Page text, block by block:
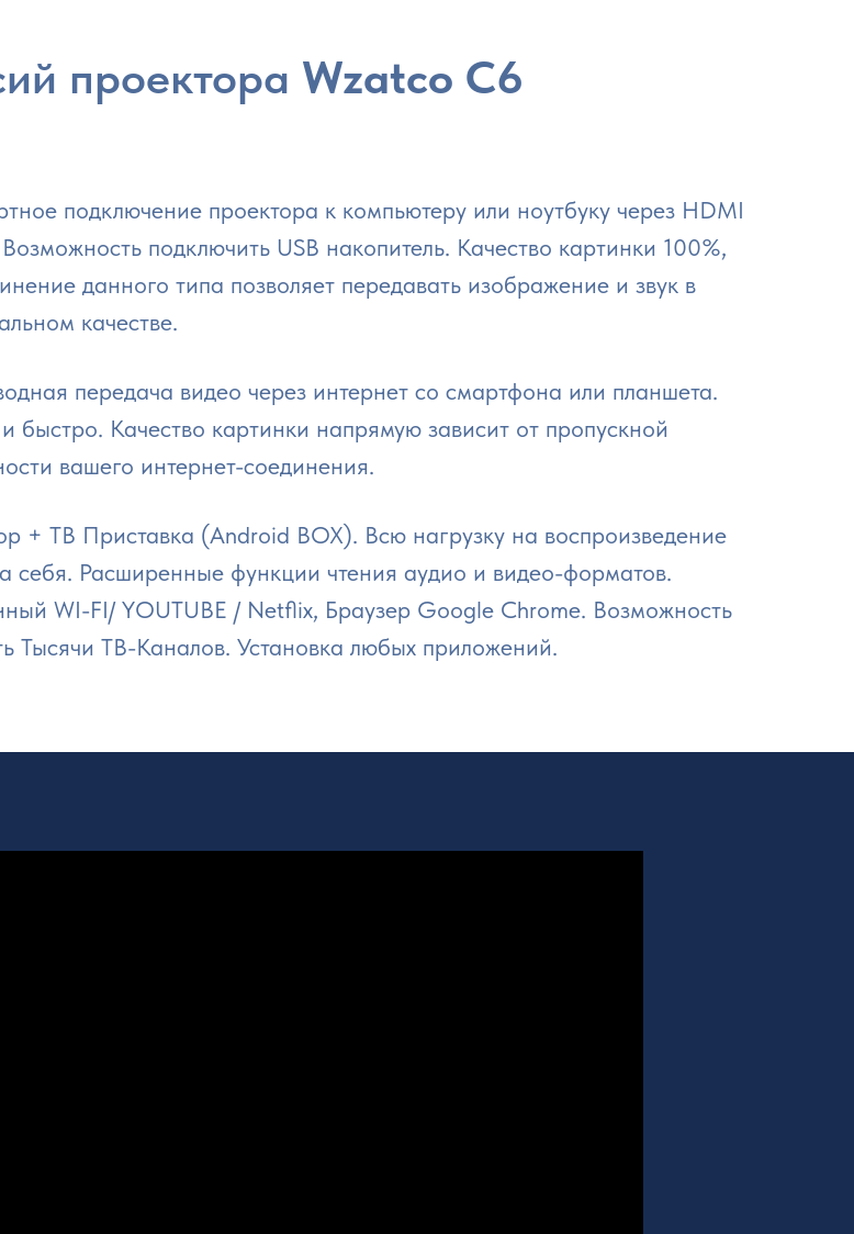
проектора Wzatco C6
подключение проектора к компьютеру или ноутбуку через HDMI
подключить USB накопитель. Качество картинки 100%,
данного типа позволяет передавать изображение и звук в
качестве.
передача видео через интернет со смартфона или планшета.
быстро. Качество картинки напрямую зависит от пропускной
вашего интернет-соединения.
+ ТВ Приставка (Android BOX). Всю нагрузку на воспроизведение
себя. Расширенные функции чтения аудио и видео-форматов.
WI-FI/ YOUTUBE / Netflix, Браузер Google Chrome. Возможность
Тысячи ТВ-Каналов. Установка любых приложений.